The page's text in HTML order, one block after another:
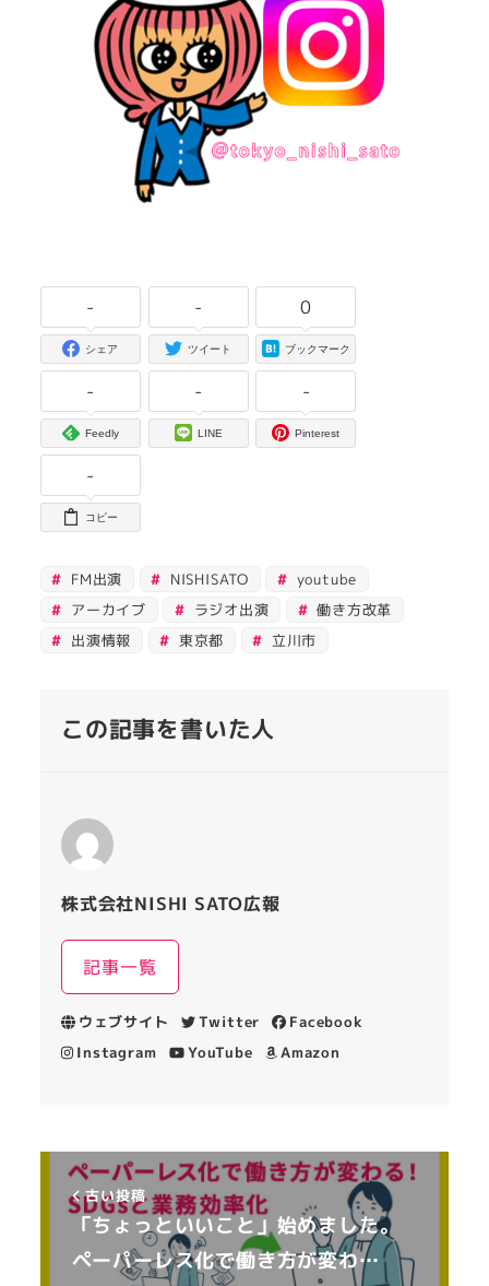
-
シェア
-
ツイート
0
ブックマーク
-
Feedly
-
LINE
-
Pinterest
-
コピー
FM出演 NISHISATO
youtube
アーカイブ
ラジオ出演
働き方改革
出演情報
東京都 立川市
この記事を書いた人
株式会社NISHI SATO広報
記事一覧
ウェブサイト Twitter
Facebook
Instagram
YouTube Amazon
古い投稿
「ちょっといいこと」始めました。
ペーパーレス化で働き方が変わ…